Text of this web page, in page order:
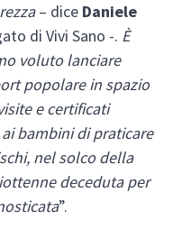
– dice Daniele
di Vivi Sano -. È
voluto lanciare
popolare in spazio
e certificati
bambini di praticare
nel solco della
deceduta per
”.